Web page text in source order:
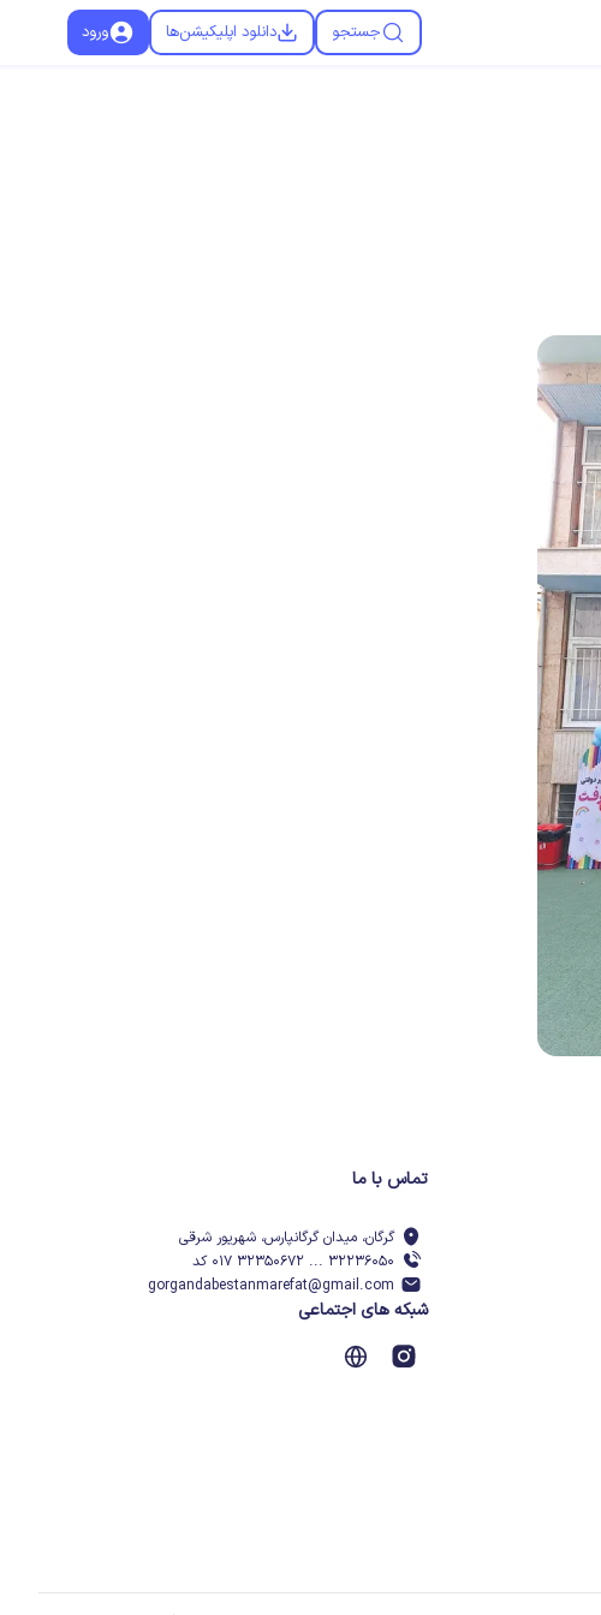
جستجو دانلود اپلیکیشن‌ها ورود
تماس با ما
گرگان، میدان گرگانپارس، شهریور شرقی
۳۲۲۳۶۰۵۰ ... ۳۲۳۵۰۶۷۲ ۰۱۷ کد
gorgandabestanmarefat@gmail.com
شبکه های اجتماعی